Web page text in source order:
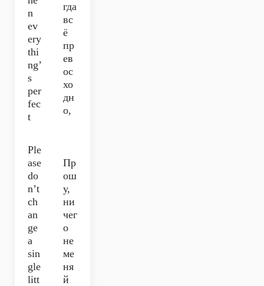
n
ev
ery
thi
ng’
s
per
fec
t
гда
вс
ё
пр
ев
ос
хо
дн
о,
Ple
ase
do
n’t
ch
an
ge
a
sin
gle
litt
Пр
ош
у,
ни
чег
о
не
ме
ня
й